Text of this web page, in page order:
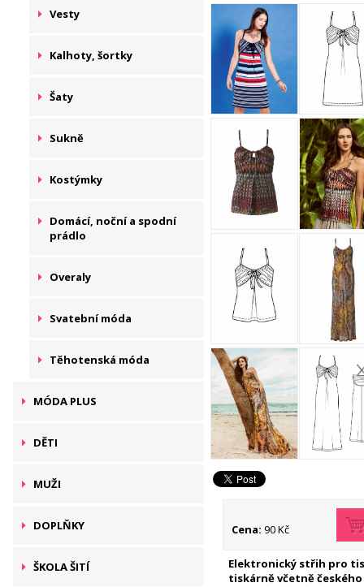
Vesty
Kalhoty, šortky
Šaty
Sukně
Kostýmky
Domácí, noční a spodní
prádlo
Overaly
Svatební móda
Těhotenská móda
MÓDA PLUS
DĚTI
MUŽI
DOPLŇKY
ŠKOLA ŠITÍ
Cena: 90 Kč
Elektronický střih pro
tiskárně včetně českého